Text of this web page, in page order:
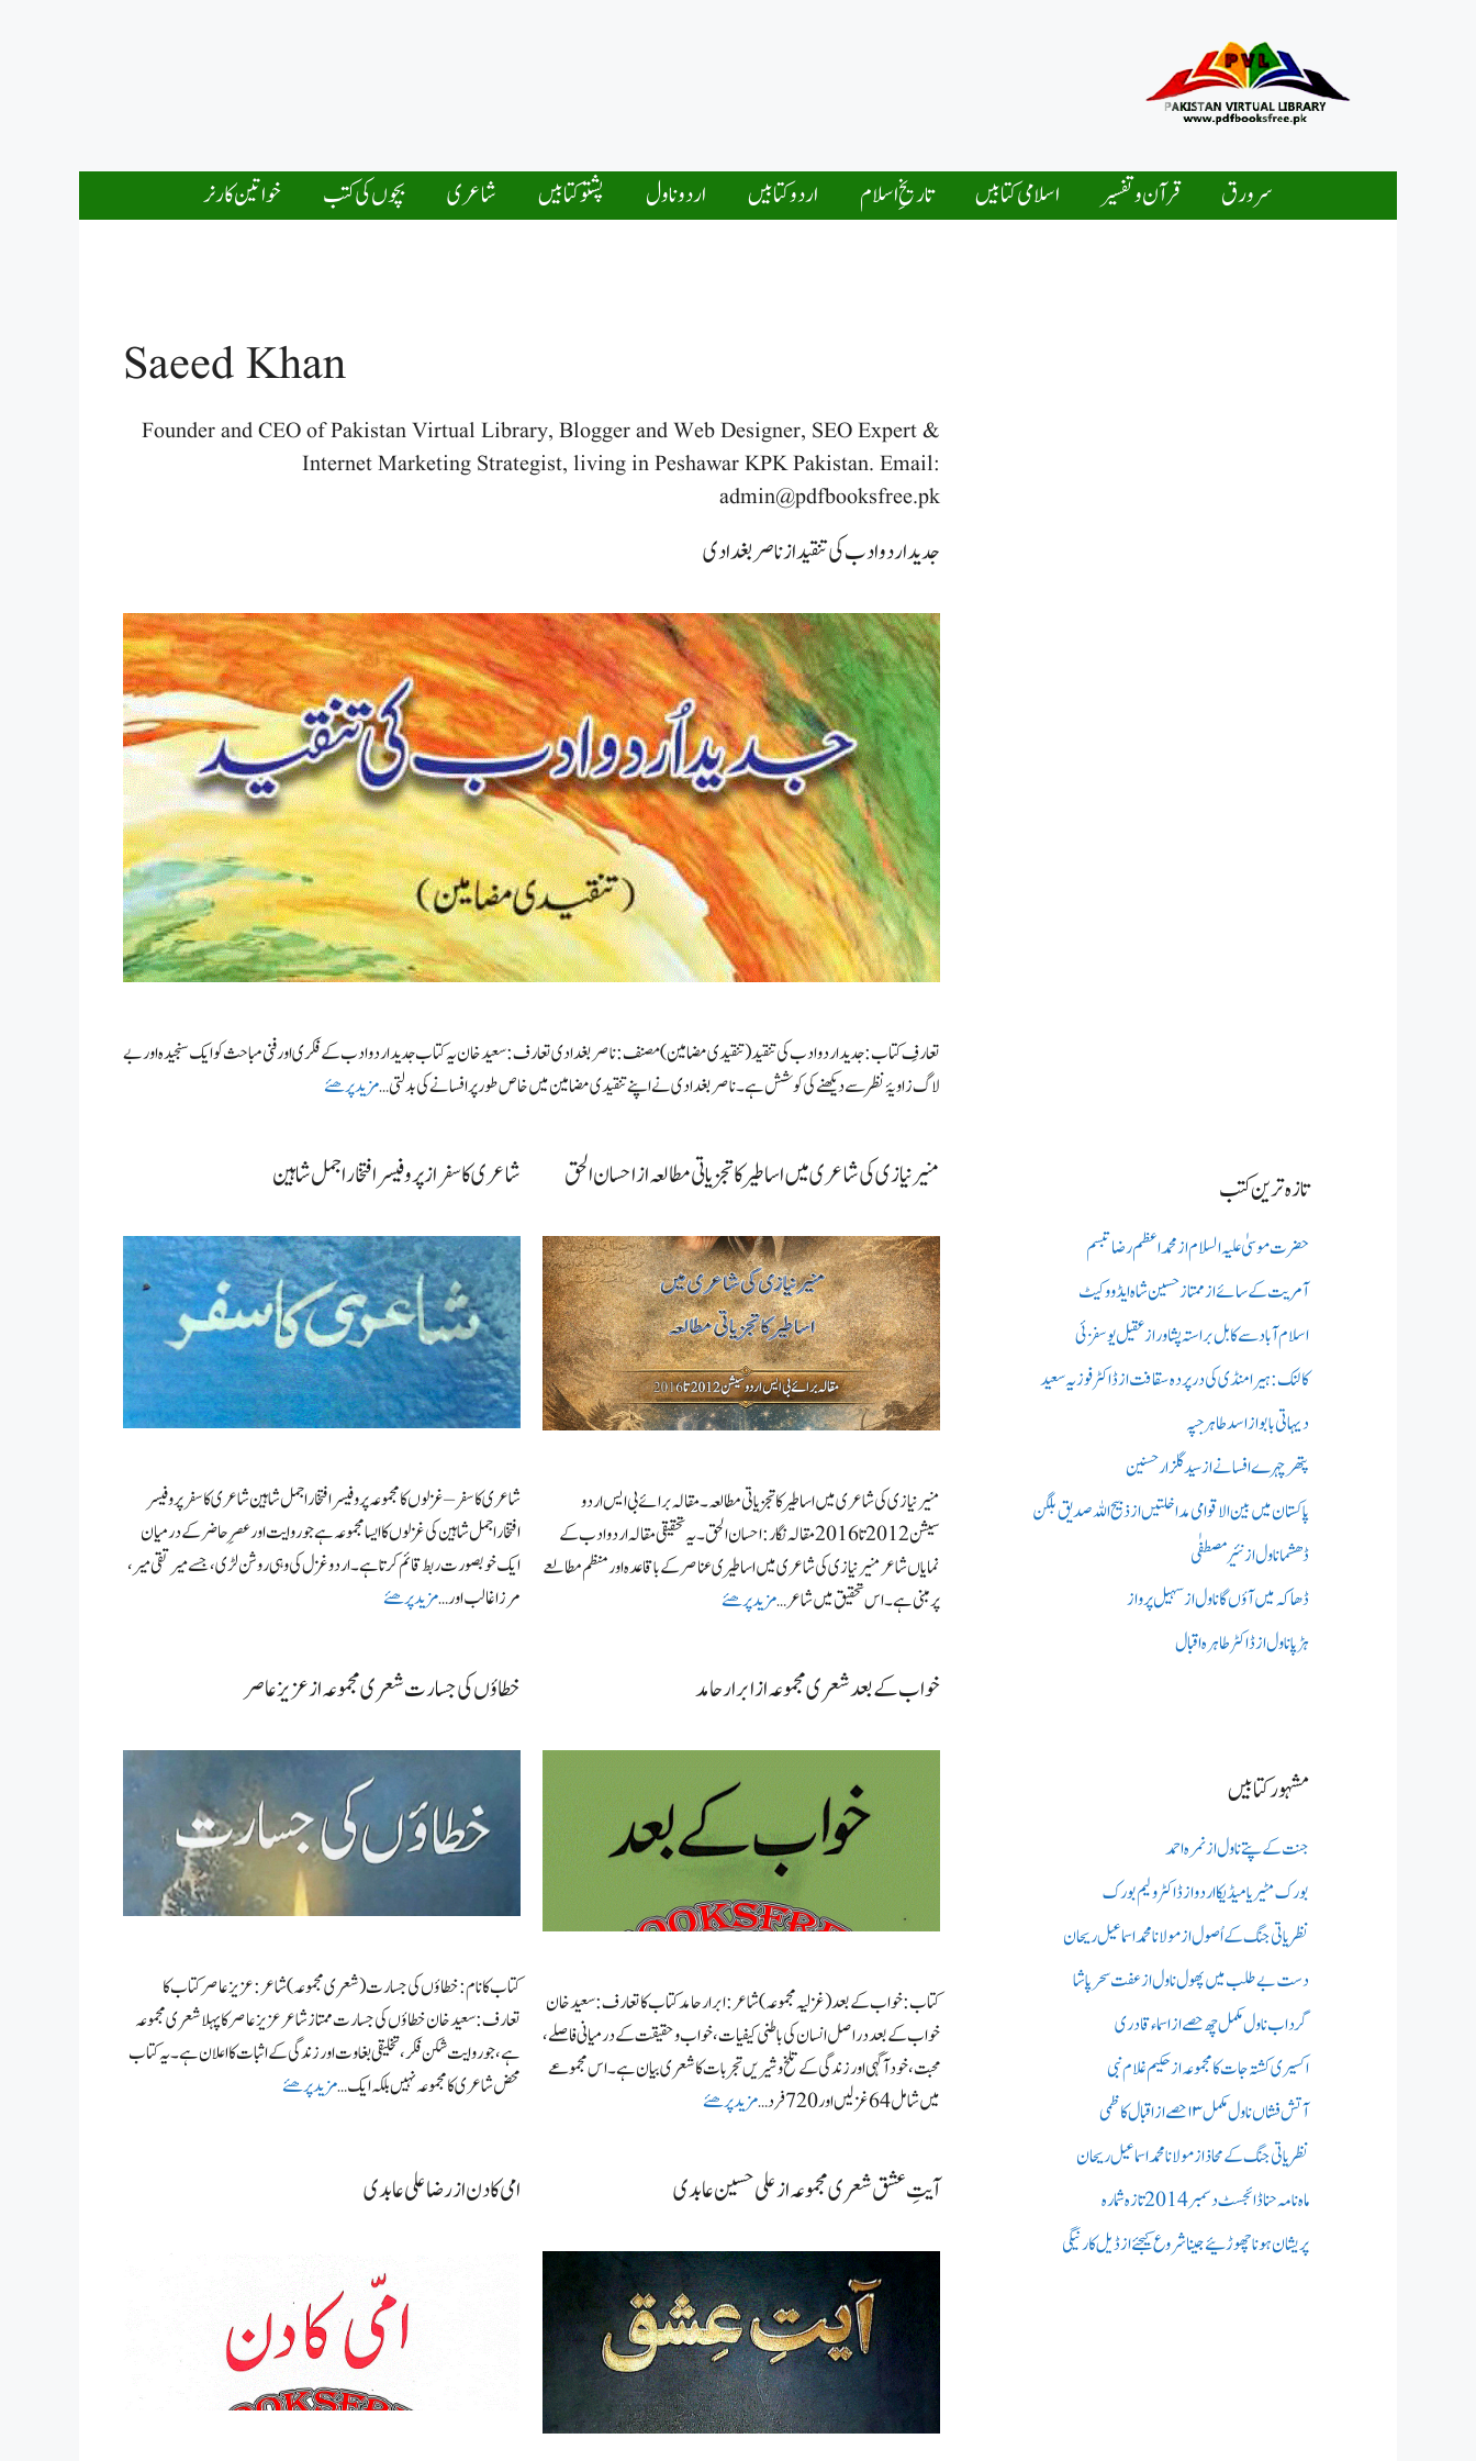
سرورق قرآن و تفسیر اسلامی کتابیں تاریخِ اسلام اردو کتابیں اردو ناول پشتو کتابیں شاعری بچوں کی کتب خواتین کارنر
Saeed Khan
Founder and CEO of Pakistan Virtual Library, Blogger and Web Designer, SEO Expert &
Internet Marketing Strategist, living in Peshawar KPK Pakistan. Email:
admin@pdfbooksfree.pk
جدید اردو ادب کی تنقید از ناصر بغدادی
تعارفِ کتاب: جدید اردو ادب کی تنقید (تنقیدی مضامین) مصنف: ناصر بغدادی تعارف: سعیدخان یہ کتاب جدید اردو ادب کے فکری اور فنی مباحث کو ایک سنجیدہ اور بے
لاگ زاویۂ نظر سے دیکھنے کی کوشش ہے۔ ناصر بغدادی نے اپنے تنقیدی مضامین میں خاص طور پر افسانے کی بدلتی …مزید پرھئے
منیر نیازی کی شاعری میں اساطیر کا تجزیاتی مطالعہ از احسان الحق
منیر نیازی کی شاعری میں اساطیر کا تجزیاتی مطالعہ ۔ مقالہ برائے بی ایس اردو
سیشن 2012 تا 2016 مقالہ نگار: احسان الحق۔ یہ تحقیقی مقالہ اردو ادب کے
نمایاں شاعر منیر نیازی کی شاعری میں اساطیری عناصر کے باقاعدہ اور منظم مطالعے
پر مبنی ہے۔ اس تحقیق میں شاعر …مزید پرھئے
شاعری کا سفر از پروفیسر افتخار اجمل شاہین
شاعری کا سفر – غزلوں کا مجموعہ پروفیسر افتخار اجمل شاہین شاعری کا سفر پروفیسر
افتخار اجمل شاہین کی غزلوں کا ایسا مجموعہ ہے جو روایت اور عصرِ حاضر کے درمیان
ایک خوبصورت ربط قائم کرتا ہے۔ اردو غزل کی وہی روشن لڑی، جسے میر تقی میر،
مرزا غالب اور …مزید پرھئے
خواب کے بعد شعری مجموعہ از ابرار حامد
کتاب: خواب کے بعد (غزلیہ مجموعہ) شاعر: ابرار حامد کتاب کا تعارف: سعیدخان
خواب کے بعد دراصل انسان کی باطنی کیفیات، خواب و حقیقت کے درمیانی فاصلے،
محبت، خود آگہی اور زندگی کے تلخ و شیریں تجربات کا شعری بیان ہے۔ اس مجموعے
میں شامل 64 غزلیں اور 720 فرد …
مزید پرھئے
خطاؤں کی جسارت شعری مجموعہ از عزیز عاصر
کتاب کا نام : خطاؤں کی جسارت (شعری مجموعہ) شاعر: عزیز عاصر کتاب کا
تعارف: سعیدخان خطاؤں کی جسارت ممتاز شاعر عزیز عاصر کا پہلا شعری مجموعہ
ہے، جو روایت شکن فکر، تخلیقی بغاوت اور زندگی کے اثبات کا اعلان ہے۔ یہ کتاب
محض شاعری کا مجموعہ نہیں بلکہ ایک …مزید پرھئے
آیتِ عشق شعری مجموعہ از علی حسین عابدی امی کا دن از رضا علی عابدی
تازہ ترین کتب
حضرت موسیٰ علیہ السلام از محمد اعظم رضا تبسم
آمریت کے سائے از ممتاز حسین شاہ ایڈووکیٹ
اسلام آباد سے کابل براستہ پشاور از عقیل یوسفزئی
کالنک: ہیرا منڈی کی در پردہ سقافت از ڈاکٹر فوزیہ سعید
دیہاتی بابو از اسد طاہر جپہ
پتھر چہرے افسانے از سید گلزار حسنین
پاکستان میں بین الاقوامی مداخلتیں از ذبیح اللہ صدیق بلگن
ڈھشما ناول از نئیر مصطفٰی
ڈھاکہ میں آؤں گا ناول از سہیل پرواز
ہڑپا ناول از ڈاکٹر طاہرہ اقبال
مشہور کتابیں
جنت کے پتے ناول از نمرہ احمد
بورک مٹیریا میڈیکااردو از ڈاکٹر ولیم بورک
نظریاتی جنگ کے اُصول از مولانا محمد اسماعیل ریحان
دست بے طلب میں‌پھول ناول از عفت سحر پاشا
گرداب ناول مکمل چھ حصے از اسماء قادری
اکسیری کشتہ جات کا مجموعہ از حکیم غلام نبی
آتش فشاں ناول مکمل ۱۳ حصے از اقبال کاظمی
نظریاتی جنگ کے محاذ از مولانا محمد اسماعیل ریحان
ماہ نامہ حنا ڈائجسٹ دسمبر 2014 تازہ شمارہ
پریشان ہونا چھوڑئیے جینا شروع کیجئے از ڈیل کارنیگی